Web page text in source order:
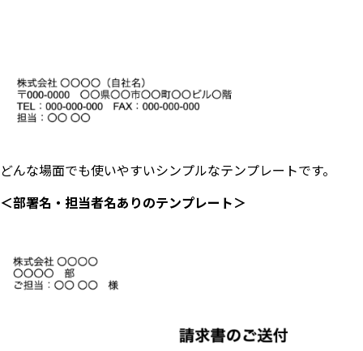
どんな場面でも使いやすいシンプルなテンプレートです。
＜部署名・担当者名ありのテンプレート＞